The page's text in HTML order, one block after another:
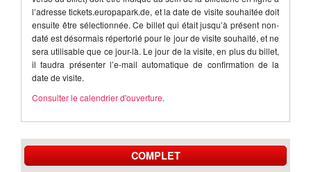
l’adresse tickets.europapark.de, et la date de visite souhaitée doit
ensuite être sélectionnée. Ce billet qui était jusqu’à présent non-
daté est désormais répertorié pour le jour de visite souhaité, et ne
sera utilisable que ce jour-là. Le jour de la visite, en plus du billet,
il faudra présenter l’e-mail automatique de confirmation de la
date de visite.
Consulter le calendrier d'ouverture.
COMPLET